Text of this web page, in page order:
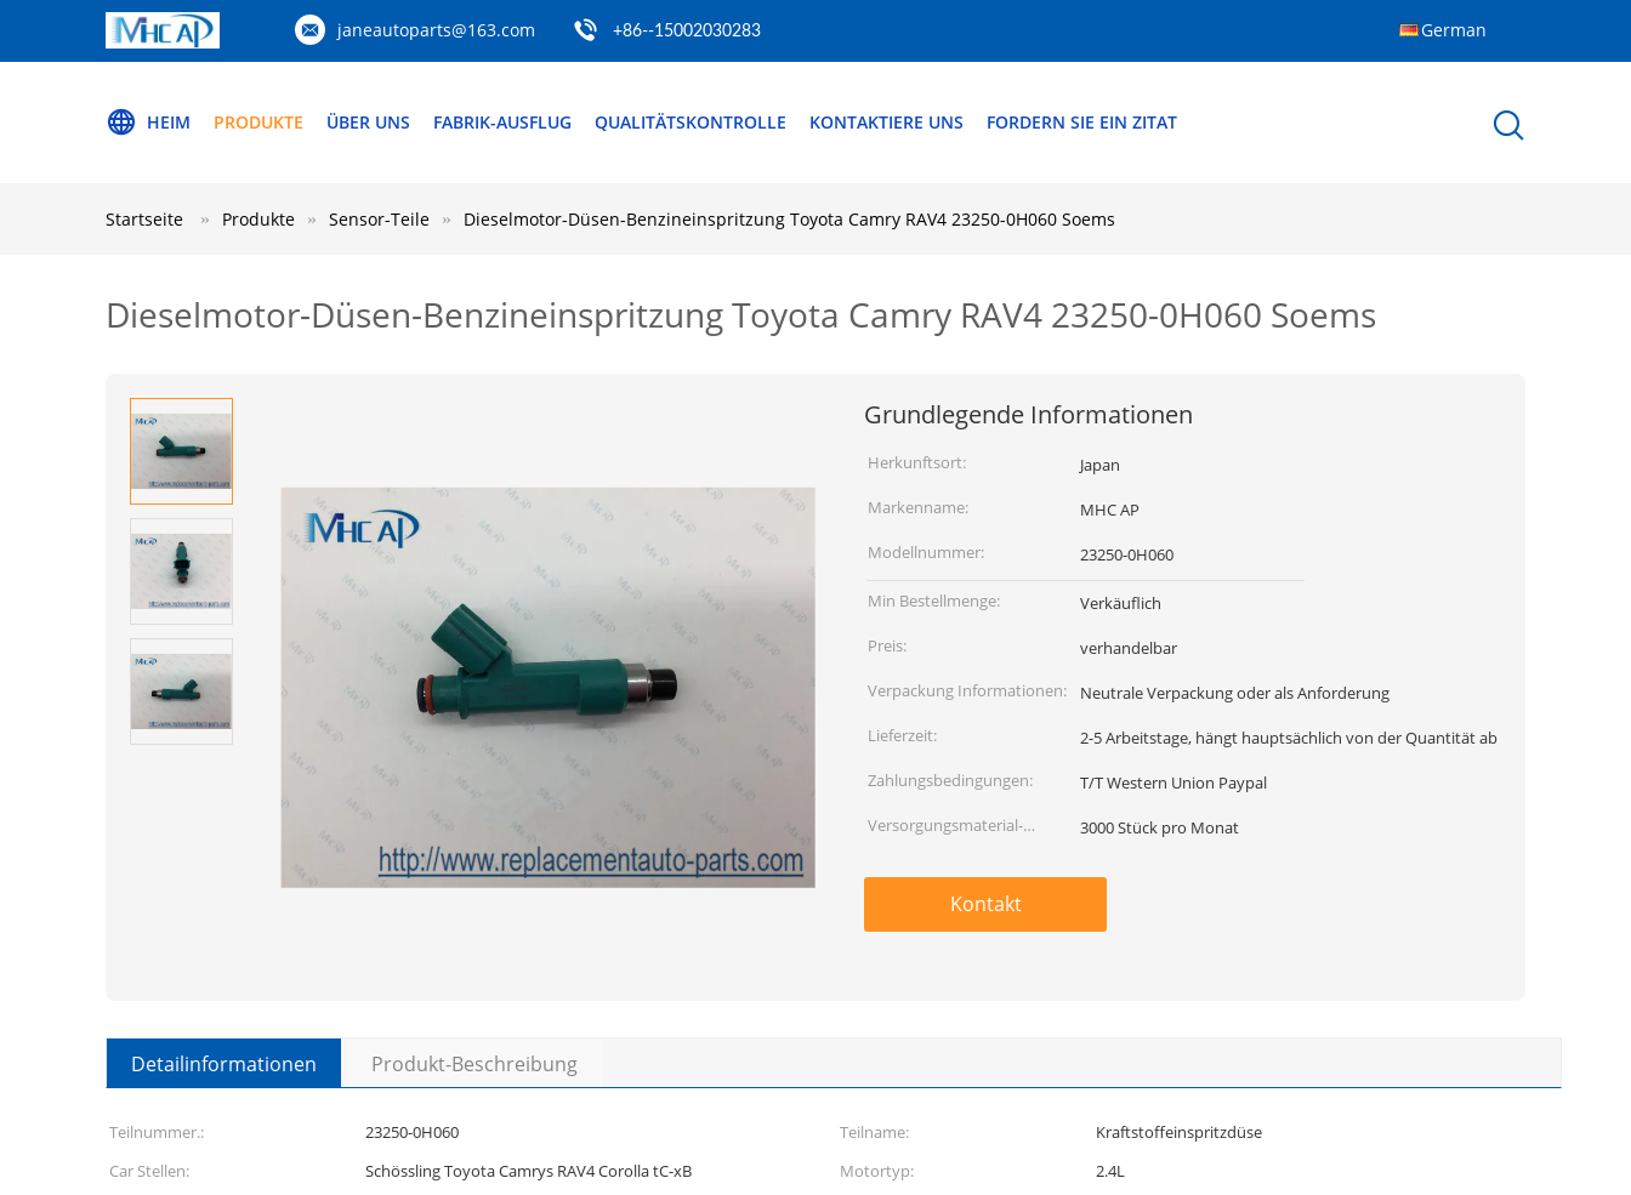
janeautoparts@163.com +86--15002030283 German
HEIM PRODUKTE ÜBER UNS FABRIK-AUSFLUG QUALITÄTSKONTROLLE KONTAKTIERE UNS FORDERN SIE EIN ZITAT
Startseite Produkte Sensor-Teile Dieselmotor-Düsen-Benzineinspritzung Toyota Camry RAV4 23250-0H060 Soems
Dieselmotor-Düsen-Benzineinspritzung Toyota Camry RAV4 23250-0H060 Soems
Grundlegende Informationen
Herkunftsort:
Japan
Markenname:
MHC AP
Modellnummer:
23250-0H060
Min Bestellmenge:
Verkäuflich
Preis:
verhandelbar
Verpackung Informationen:
Neutrale Verpackung oder als Anforderung
Lieferzeit:
2-5 Arbeitstage, hängt hauptsächlich von der Quantität ab
Zahlungsbedingungen:
T/T Western Union Paypal
Versorgungsmaterial-
3000 Stück pro Monat
Kontakt
Detailinformationen Produkt-Beschreibung
Teilnummer.: 23250-0H060 Teilname:
Kraftstoffeinspritzdüse
Car Stellen:
Schössling Toyota Camrys RAV4 Corolla tC-xB Motortyp:
2.4L